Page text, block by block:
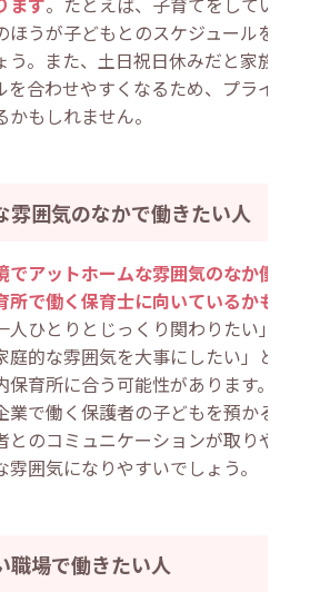
うが子どもとのスケジュールを調整
。また、土日祝日休みだと家族や友
合わせやすくなるため、プライベー
もしれません。
雰囲気のなかで働きたい人
アットホームな雰囲気のなか働きた
で働く保育士に向いているかもしれ
人ひとりとじっくり関わりたい」「子
的な雰囲気を大事にしたい」といっ
育所に合う可能性があります。企業
で働く保護者の子どもを預かるとい
のコミュニケーションが取りやす
囲気になりやすいでしょう。
職場で働きたい人